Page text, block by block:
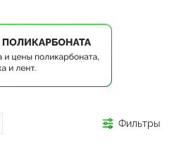
Фильтры